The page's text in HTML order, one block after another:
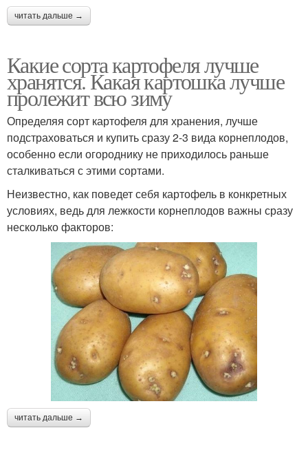
читать дальше →
Какие сорта картофеля лучше
хранятся. Какая картошка лучше
пролежит всю зиму
Определяя сорт картофеля для хранения, лучше
подстраховаться и купить сразу 2-3 вида корнеплодов,
особенно если огороднику не приходилось раньше
сталкиваться с этими сортами.
Неизвестно, как поведет себя картофель в конкретных
условиях, ведь для лежкости корнеплодов важны сразу
несколько факторов:
читать дальше →